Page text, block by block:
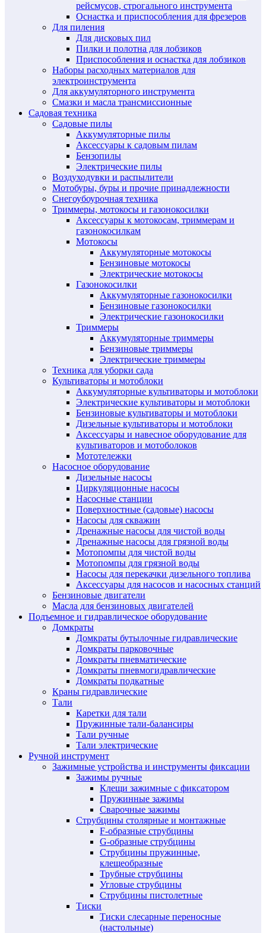
рейсмусов, строгального инструмента
Оснастка и приспособления для фрезеров
Для пиления
Для дисковых пил
Пилки и полотна для лобзиков
Приспособления и оснастка для лобзиков
Наборы расходных материалов для
электроинструмента
Для аккумуляторного инструмента
Смазки и масла трансмиссионные
Садовая техника
Садовые пилы
Аккумуляторные пилы
Аксессуары к садовым пилам
Бензопилы
Электрические пилы
Воздуходувки и распылители
Мотобуры, буры и прочие принадлежности
Снегоубоурочная техника
Триммеры, мотокосы и газонокосилки
Аксессуары к мотокосам, триммерам и
газонокосилкам
Мотокосы
Аккумуляторные мотокосы
Бензиновые мотокосы
Электрические мотокосы
Газонокосилки
Аккумуляторные газонокосилки
Бензиновые газонокосилки
Электрические газонокосилки
Триммеры
Аккумуляторные триммеры
Бензиновые триммеры
Электрические триммеры
Техника для уборки сада
Культиваторы и мотоблоки
Аккумуляторные культиваторы и мотоблоки
Электрические культиваторы и мотоблоки
Бензиновые культиваторы и мотоблоки
Дизельные культиваторы и мотоблоки
Аксессуары и навесное оборудование для
культиваторов и мотоболоков
Мототележки
Насосное оборудование
Дизельные насосы
Циркуляционные насосы
Насосные станции
Поверхностные (садовые) насосы
Насосы для скважин
Дренажные насосы для чистой воды
Дренажные насосы для грязной воды
Мотопомпы для чистой воды
Мотопомпы для грязной воды
Насосы для перекачки дизельного топлива
Аксессуары для насосов и насосных станций
Бензиновые двигатели
Масла для бензиновых двигателей
Подъемное и гидравлическое оборудование
Домкраты
Домкраты бутылочные гидравлические
Домкраты парковочные
Домкраты пневматические
Домкраты пневмогидравлические
Домкраты подкатные
Краны гидравлические
Тали
Каретки для тали
Пружинные тали-балансиры
Тали ручные
Тали электрические
Ручной инструмент
Зажимные устройства и инструменты фиксации
Зажимы ручные
Клещи зажимные с фиксатором
Пружинные зажимы
Сварочные зажимы
Струбцины столярные и монтажные
F-образные струбцины
G-образные струбцины
Струбцины пружинные,
клещеобразные
Трубные струбцины
Угловые струбцины
Струбцины пистолетные
Тиски
Тиски слесарные переносные
(настольные)